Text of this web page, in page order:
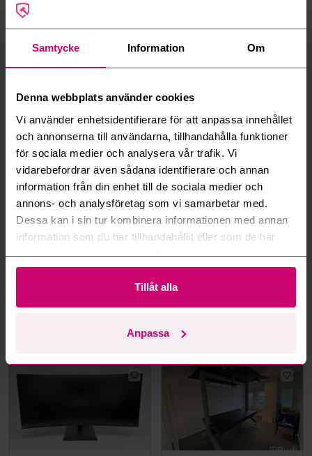
Samtycke Information Om
Denna webbplats använder cookies
Vi använder enhetsidentifierare för att anpassa innehållet
och annonserna till användarna, tillhandahålla funktioner
för sociala medier och analysera vår trafik. Vi
vidarebefordrar även sådana identifierare och annan
information från din enhet till de sociala medier och
annons- och analysföretag som vi samarbetar med.
Dessa kan i sin tur kombinera informationen med annan
information som du har tillhandahållit eller som de har
samlat in när du har använt deras tjänster.
Tillåt alla
Anpassa
Hur fungerar manuella bud?
Vad innebär serviceavgift?
Vad är ett reservationspris?
Hur fungerar budmotorn?
Kan jag ångra ett bud?
Kan ni frakta mina vunna objekt?
Mer från samma kategori